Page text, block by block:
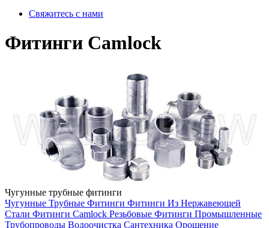
Свяжитесь с нами
Фитинги Camlock
Чугунные трубные фитинги
Чугунные Трубные Фитинги Фитинги Из Нержавеющей
Стали Фитинги Camlock Резьбовые Фитинги Промышленные
Трубопроводы Водоочистка Сантехника Орошение